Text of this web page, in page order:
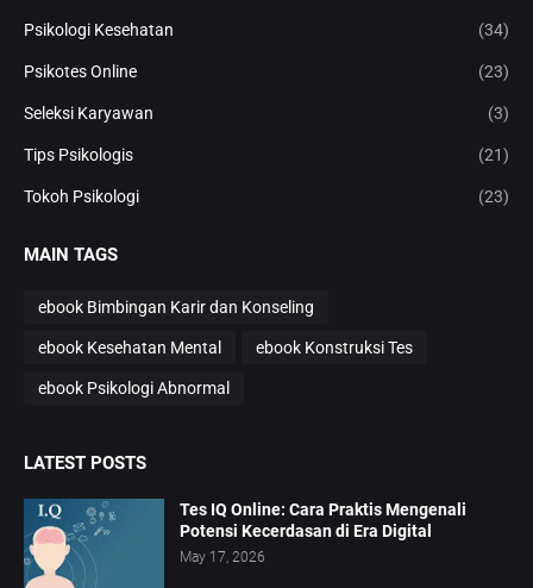
Psikologi Kesehatan (34)
Psikotes Online (23)
Seleksi Karyawan (3)
Tips Psikologis (21)
Tokoh Psikologi (23)
MAIN TAGS
ebook Bimbingan Karir dan Konseling
ebook Kesehatan Mental ebook Konstruksi Tes
ebook Psikologi Abnormal
LATEST POSTS
Tes IQ Online: Cara Praktis Mengenali
Potensi Kecerdasan di Era Digital
May 17, 2026